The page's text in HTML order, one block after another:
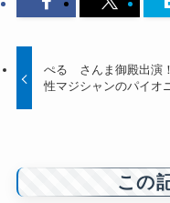
ぺる さんま御殿出演
性マジシャンのパイオ
この